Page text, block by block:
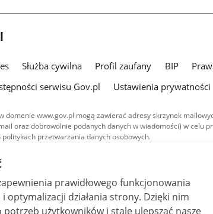
Służba cywilna Profil zaufany BIP
serwisu Gov.pl
Ustawienia prywatności
domenie www.gov.pl mogą zawierać adresy skrzynek
oraz dobrowolnie podanych danych w wiadomości) w celu
politykach przetwarzania danych osobowych.
tekstowe publikowane w serwisie (z wyłączeniem treści
na licencji typu Creative Commons: uznanie
4.0 (CC BY-SA 4.0). Materiały audiowizualne, w tym
na licencji typu Creative Commons: uznanie
utworów zależnych 4.0 (CC BY-NC-ND 4.0), o ile nie jest to
prawidłowego funkcjonowania
działania strony. Dzięki nim
użytkowników i stale ulepszać nasze